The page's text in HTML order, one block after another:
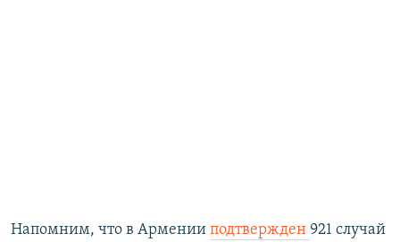
Напомним, что в Армении подтвержден 921 случай